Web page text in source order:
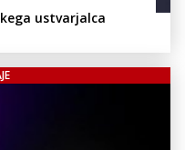
ustvarjalca